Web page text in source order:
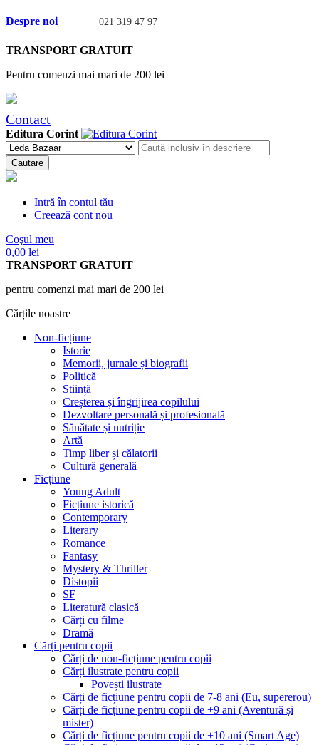
Despre noi 021 319 47 97
TRANSPORT GRATUIT
Pentru comenzi mai mari de 200 lei
Contact
Editura Corint
Cautare
Intră în contul tău
Creează cont nou
Coşul meu
0,00 lei
TRANSPORT GRATUIT
pentru comenzi mai mari de 200 lei
Cărțile noastre
Non-ficțiune
Istorie
Memorii, jurnale și biografii
Politică
Stiință
Creșterea și îngrijirea copilului
Dezvoltare personală și profesională
Sănătate și nutriție
Artă
Timp liber și călatorii
Cultură generală
Ficțiune
Young Adult
Ficțiune istorică
Contemporary
Literary
Romance
Fantasy
Mystery & Thriller
Distopii
SF
Literatură clasică
Cărți cu filme
Dramă
Cărți pentru copii
Cărți de non-ficțiune pentru copii
Cărți ilustrate pentru copii
Povești ilustrate
Cărți de ficțiune pentru copii de 7-8 ani (Eu, supererou)
Cărți de ficțiune pentru copii de +9 ani (Aventură și
mister)
Cărți de ficțiune pentru copii de +10 ani (Smart Age)